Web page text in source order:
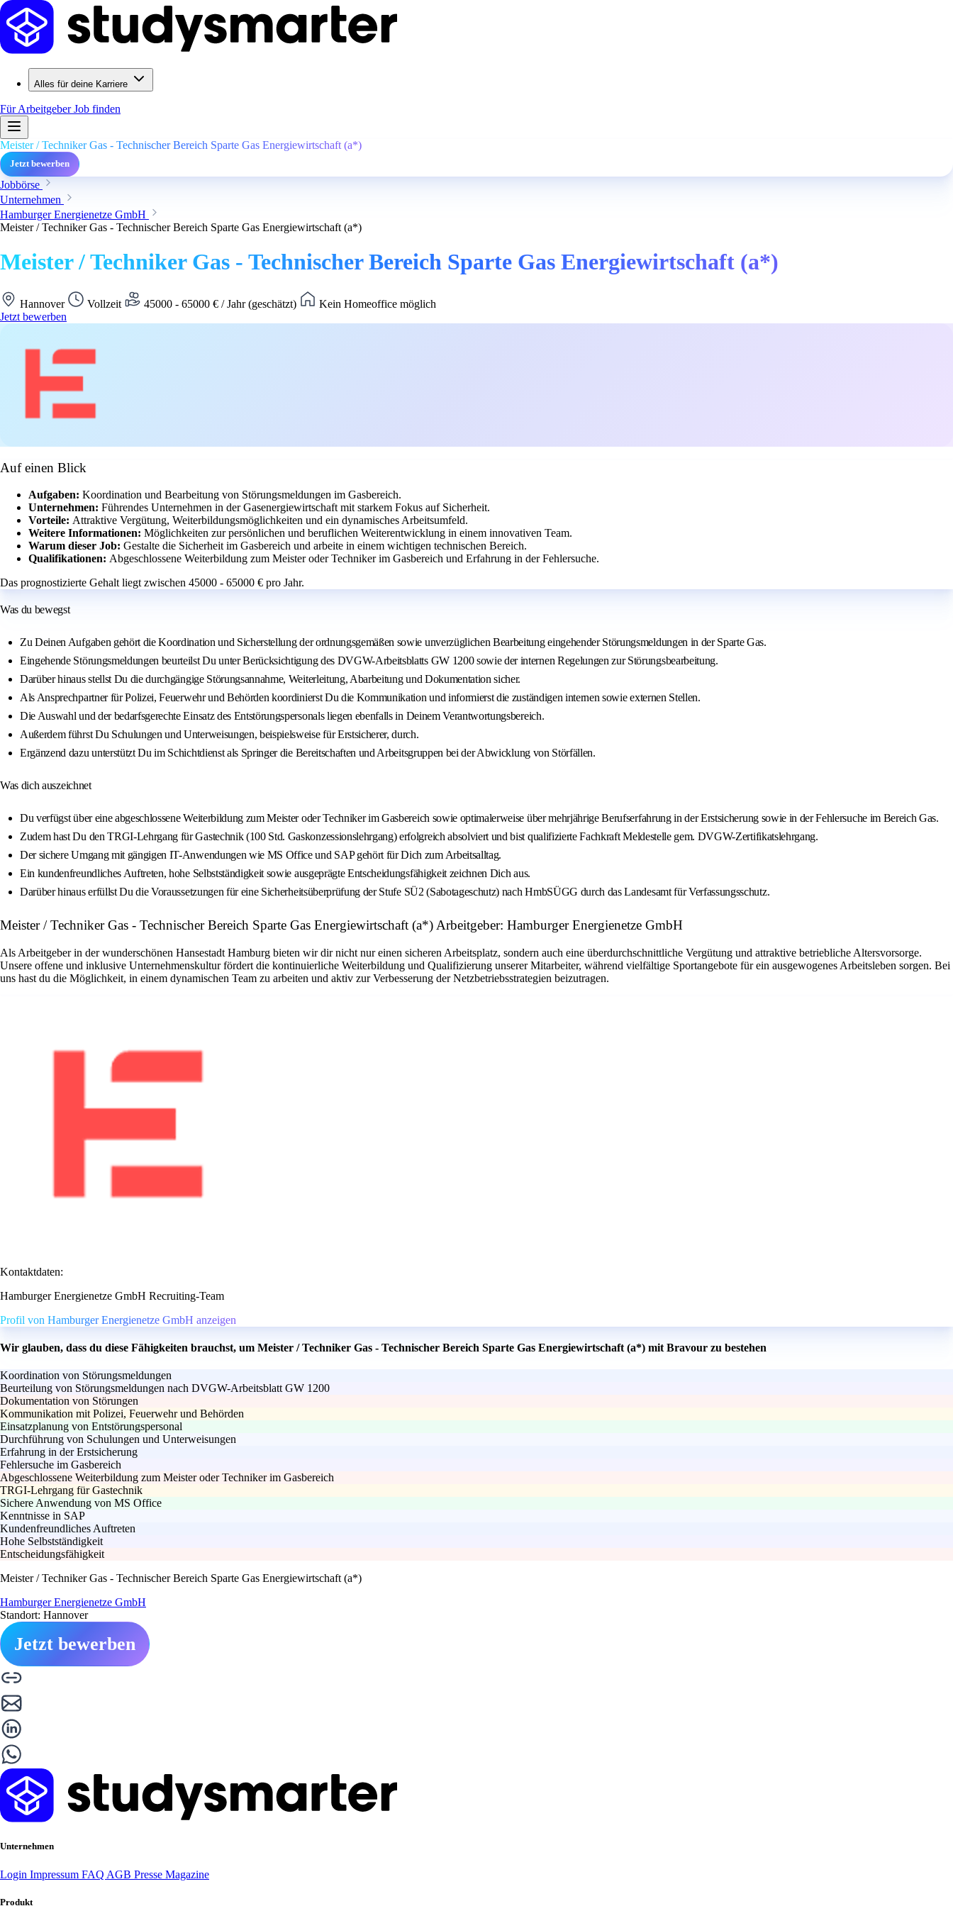
Alles für deine Karriere
Für ArbeitgeberJob finden
Meister / Techniker Gas - Technischer Bereich Sparte Gas Energiewirtschaft (a*)
Jetzt bewerben
Jobbörse
Unternehmen
Hamburger Energienetze GmbH
Meister / Techniker Gas - Technischer Bereich Sparte Gas Energiewirtschaft (a*)
Meister / Techniker Gas - Technischer Bereich Sparte Gas Energiewirtschaft (a*)
Hannover Vollzeit 45000 - 65000 € / Jahr (geschätzt)
Kein Homeoffice möglich
Jetzt bewerben
Auf einen Blick
Aufgaben: Koordination und Bearbeitung von Störungsmeldungen im Gasbereich.
Unternehmen: Führendes Unternehmen in der Gasenergiewirtschaft mit starkem Fokus auf Sicherheit.
Vorteile: Attraktive Vergütung, Weiterbildungsmöglichkeiten und ein dynamisches Arbeitsumfeld.
Weitere Informationen: Möglichkeiten zur persönlichen und beruflichen Weiterentwicklung in einem innovativen Team.
Warum dieser Job: Gestalte die Sicherheit im Gasbereich und arbeite in einem wichtigen technischen Bereich.
Qualifikationen: Abgeschlossene Weiterbildung zum Meister oder Techniker im Gasbereich und Erfahrung in der Fehlersuche.
Das prognostizierte Gehalt liegt zwischen 45000 - 65000 € pro Jahr.
Was du bewegst
Zu Deinen Aufgaben gehört die Koordination und Sicherstellung der ordnungsgemäßen sowie unverzüglichen Bearbeitung eingehender Störungsmeldungen in der Sparte Gas.
Eingehende Störungsmeldungen beurteilst Du unter Berücksichtigung des DVGW-Arbeitsblatts GW 1200 sowie der internen Regelungen zur Störungsbearbeitung.
Darüber hinaus stellst Du die durchgängige Störungsannahme, Weiterleitung, Abarbeitung und Dokumentation sicher.
Als Ansprechpartner für Polizei, Feuerwehr und Behörden koordinierst Du die Kommunikation und informierst die zuständigen internen sowie externen Stellen.
Die Auswahl und der bedarfsgerechte Einsatz des Entstörungspersonals liegen ebenfalls in Deinem Verantwortungsbereich.
Außerdem führst Du Schulungen und Unterweisungen, beispielsweise für Erstsicherer, durch.
Ergänzend dazu unterstützt Du im Schichtdienst als Springer die Bereitschaften und Arbeitsgruppen bei der Abwicklung von Störfällen.
Was dich auszeichnet
Du verfügst über eine abgeschlossene Weiterbildung zum Meister oder Techniker im Gasbereich sowie optimalerweise über mehrjährige Berufserfahrung in der Erstsicherung sowie in der Fehlersuche im Bereich Gas.
Zudem hast Du den TRGI-Lehrgang für Gastechnik (100 Std. Gaskonzessionslehrgang) erfolgreich absolviert und bist qualifizierte Fachkraft Meldestelle gem. DVGW-Zertifikatslehrgang.
Der sichere Umgang mit gängigen IT-Anwendungen wie MS Office und SAP gehört für Dich zum Arbeitsalltag.
Ein kundenfreundliches Auftreten, hohe Selbstständigkeit sowie ausgeprägte Entscheidungsfähigkeit zeichnen Dich aus.
Darüber hinaus erfüllst Du die Voraussetzungen für eine Sicherheitsüberprüfung der Stufe SÜ2 (Sabotageschutz) nach HmbSÜGG durch das Landesamt für Verfassungsschutz.
Meister / Techniker Gas - Technischer Bereich Sparte Gas Energiewirtschaft (a*) Arbeitgeber: Hamburger Energienetze GmbH
Als Arbeitgeber in der wunderschönen Hansestadt Hamburg bieten wir dir nicht nur einen sicheren Arbeitsplatz, sondern auch eine überdurchschnittliche Vergütung und attraktive betriebliche Altersvorsorge.
Unsere offene und inklusive Unternehmenskultur fördert die kontinuierliche Weiterbildung und Qualifizierung unserer Mitarbeiter, während vielfältige Sportangebote für ein ausgewogenes Arbeitsleben sorgen. Bei
uns hast du die Möglichkeit, in einem dynamischen Team zu arbeiten und aktiv zur Verbesserung der Netzbetriebsstrategien beizutragen.
Kontaktdaten:
Hamburger Energienetze GmbH Recruiting-Team
Profil von Hamburger Energienetze GmbH anzeigen
Wir glauben, dass du diese Fähigkeiten brauchst, um Meister / Techniker Gas - Technischer Bereich Sparte Gas Energiewirtschaft (a*) mit Bravour zu bestehen
Koordination von Störungsmeldungen
Beurteilung von Störungsmeldungen nach DVGW-Arbeitsblatt GW 1200
Dokumentation von Störungen
Kommunikation mit Polizei, Feuerwehr und Behörden
Einsatzplanung von Entstörungspersonal
Durchführung von Schulungen und Unterweisungen
Erfahrung in der Erstsicherung
Fehlersuche im Gasbereich
Abgeschlossene Weiterbildung zum Meister oder Techniker im Gasbereich
TRGI-Lehrgang für Gastechnik
Sichere Anwendung von MS Office
Kenntnisse in SAP
Kundenfreundliches Auftreten
Hohe Selbstständigkeit
Entscheidungsfähigkeit
Meister / Techniker Gas - Technischer Bereich Sparte Gas Energiewirtschaft (a*)
Hamburger Energienetze GmbH
Standort: Hannover
Jetzt bewerben
Unternehmen
Login Impressum FAQ AGB Presse Magazine
Produkt